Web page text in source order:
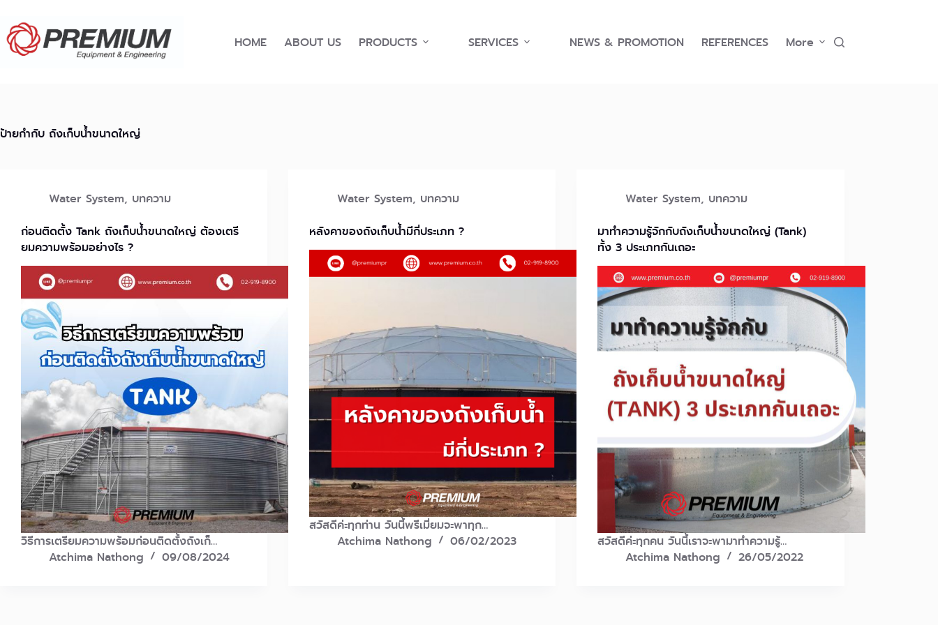
content
HOME ABOUT US PRODUCTS SERVICES NEWS & PROMOTION REFERENCES More
ป้ายกำกับ ถังเก็บน้ำขนาดใหญ่
Water System, บทความ
ก่อนติดตั้ง Tank ถังเก็บน้ำขนาดใหญ่ ต้องเตรี
ยมความพร้อมอย่างไร ?
วิธีการเตรียมความพร้อมก่อนติดตั้งถังเก็…
Atchima Nathong
09/08/2024
Water System, บทความ
หลังคาของถังเก็บน้ำมีกี่ประเภท ?
สวัสดีค่ะทุกท่าน วันนี้พรีเมี่ยมจะพาทุก…
Atchima Nathong
06/02/2023
Water System, บทความ
มาทำความรู้จักกับถังเก็บน้ำขนาดใหญ่ (Tank)
ทั้ง 3 ประเภทกันเถอะ
สวัสดีค่ะทุกคน วันนี้เราจะพามาทำความรู้…
Atchima Nathong
26/05/2022